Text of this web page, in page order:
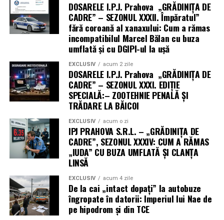
transformând efortul într-un obicei sănătos și plăcut.
DOSARELE I.P.J. Prahova „GRĂDINIȚA DE
CADRE” – SEZONUL XXXII. Împăratul”
fără coroană al xanaxului: Cum a rămas
incompatibilul Marcel Bălan cu buza
umflată și cu DGIPI-ul la ușă
EXCLUSIV acum 2 zile
DOSARELE I.P.J. Prahova „GRĂDINIȚA DE
CADRE” – SEZONUL XXXI. EDIȚIE
SPECIALĂ:– ZOOTEHNIE PENALĂ ȘI
TRĂDARE LA BĂICOI
EXCLUSIV acum o zi
IPJ PRAHOVA S.R.L. – „GRĂDINIȚA DE
CADRE”, SEZONUL XXXIV: CUM A RĂMAS
„IUDA” CU BUZA UMFLATĂ ȘI CLANȚA
LINSĂ
EXCLUSIV acum 4 zile
De la cai „intact dopați” la autobuze
îngropate în datorii: Imperiul lui Nae de
pe hipodrom și din TCE